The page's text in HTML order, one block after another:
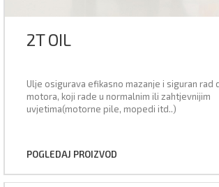
2T OIL
Ulje osigurava efikasno mazanje i siguran rad
motora, koji rade u normalnim ili zahtjevnijim
uvjetima(motorne pile, mopedi itd..)
POGLEDAJ PROIZVOD